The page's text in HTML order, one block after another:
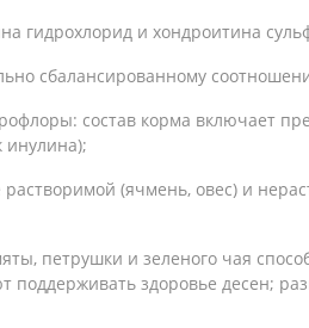
гидрохлорид и хондроитина
сбалансированному
состав корма включает
инулина);
(ячмень, овес) и
петрушки и зеленого чая
здоровье десен;